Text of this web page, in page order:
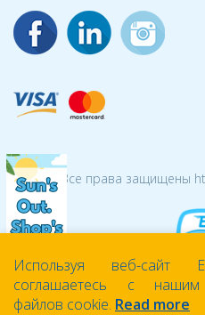
© 2026 Все права защищены
Используя веб-сайт
соглашаетесь с нашим
файлов cookie. Read more